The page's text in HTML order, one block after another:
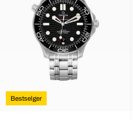
Bestselger